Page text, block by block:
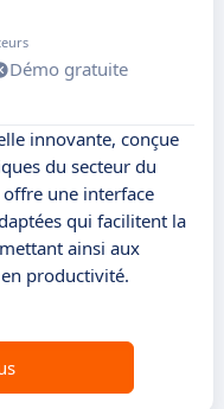
Démo gratuite
innovante, conçue
du secteur du
une interface
qui facilitent la
ainsi aux
productivité.